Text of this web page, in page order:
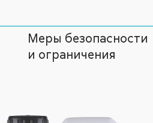
Меры безопасности
и ограничения